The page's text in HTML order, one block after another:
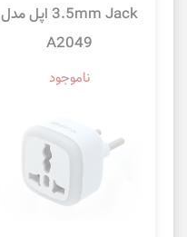
3.5mm Jack اپل مدل
A2049
ناموجود